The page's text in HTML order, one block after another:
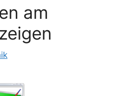
am